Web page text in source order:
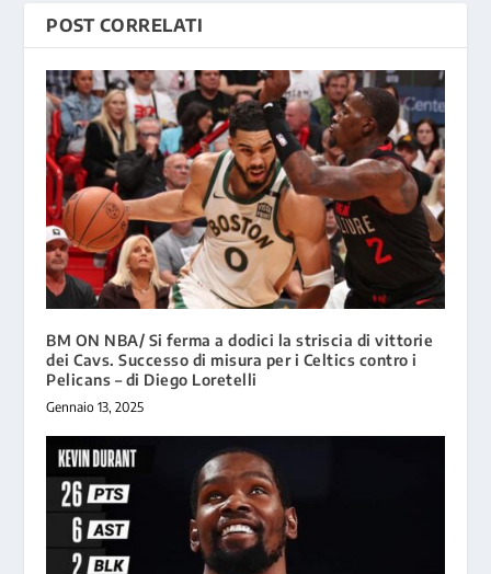
POST CORRELATI
BM ON NBA/ Si ferma a dodici la striscia di vittorie
dei Cavs. Successo di misura per i Celtics contro i
Pelicans – di Diego Loretelli
Gennaio 13, 2025